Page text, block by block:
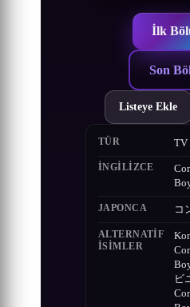
İlk
Son
Listeye Ekle
TÜR TV
İNGILIZCE
JAPONCA コ
ALTERNATIF
ISIMLER
ビ